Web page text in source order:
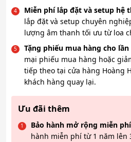
Miễn phí lắp đặt và setup hệ
lắp đặt và setup chuyên
lượng âm thanh tối ưu từ loa
Tặng phiếu mua hàng cho
mại phiếu mua hàng hoặc
tiếp theo tại cửa hàng Hoàng
khách hàng quay lại.
Ưu đãi thêm
Bảo hành mở rộng miễn
hành miễn phí từ 1 năm lên